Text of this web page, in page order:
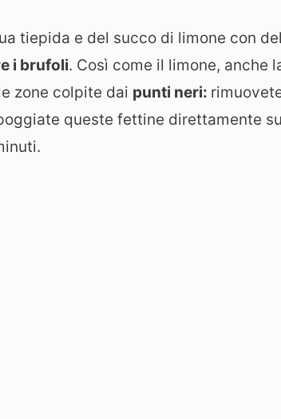
tiepida e del succo di limone con
i brufoli. Così come il limone, anche
zone colpite dai punti neri:
queste fettine direttamente